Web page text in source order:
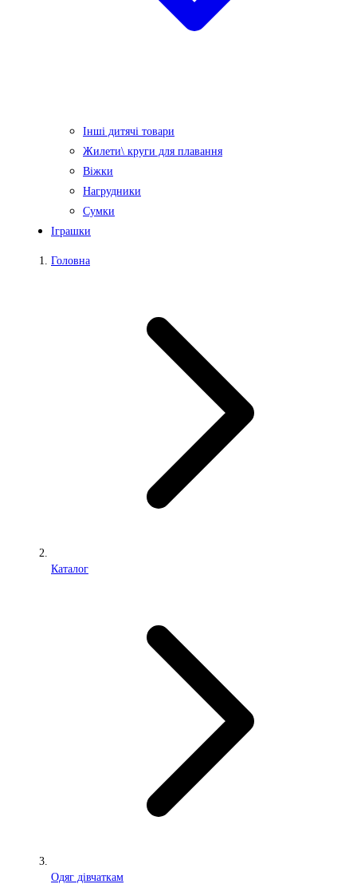
Інші дитячі товари
Жилети\ круги для плавання
Віжки
Нагрудники
Сумки
Іграшки
Головна
Каталог
Одяг дівчаткам